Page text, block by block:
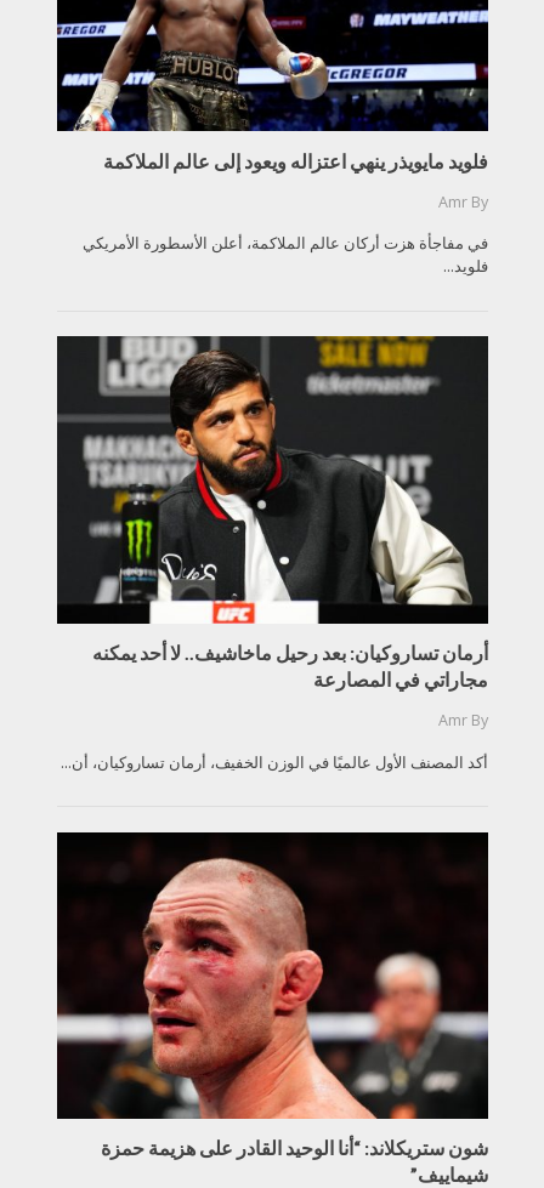
فلويد مايويذر ينهي اعتزاله ويعود إلى عالم الملاكمة
By
Amr
في مفاجأة هزت أركان عالم الملاكمة، أعلن الأسطورة الأمريكي
فلويد...
أرمان تساروكيان: بعد رحيل ماخاشيف.. لا أحد يمكنه
مجاراتي في المصارعة
By
Amr
أكد المصنف الأول عالميًا في الوزن الخفيف، أرمان تساروكيان، أن...
شون ستريكلاند: “أنا الوحيد القادر على هزيمة حمزة
شيماييف”